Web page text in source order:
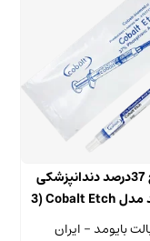
ژل اسید اچ 37درصد دندانپزشکی
کبالت بایومد مدل Cobalt Etch (3
بایومد - ایران